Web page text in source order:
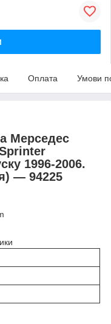
Оплата Умови
Мерседес
1996-2006.
— 94225